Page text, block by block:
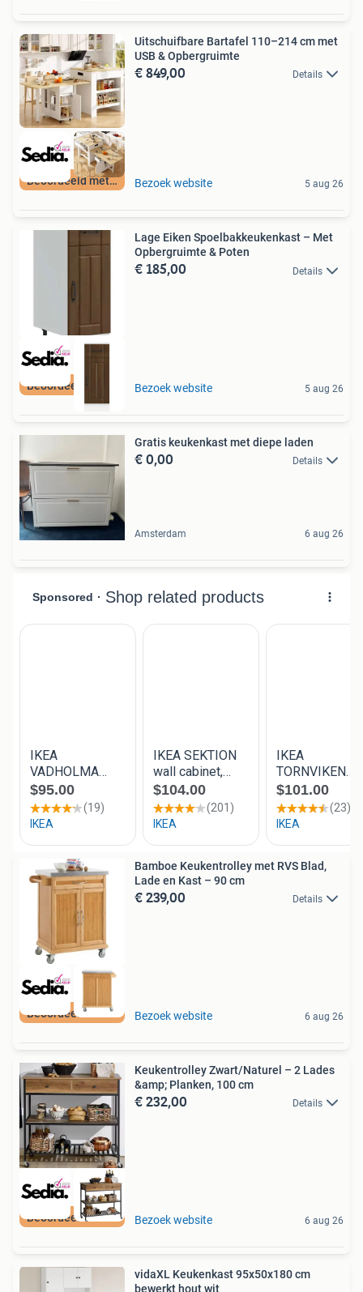
Beoordeeld met 9+
Uitschuifbare Bartafel 110–214 cm met
USB & Opbergruimte
€ 849,00 Details
Bezoek website 5 aug 26
Lage Eiken Spoelbakkeukenkast – Met
Opbergruimte & Poten
€ 185,00 Details
Bezoek website 5 aug 26
Gratis keukenkast met diepe laden
€ 0,00 Details
Amsterdam 6 aug 26
Beoordeeld met 9+
Bamboe Keukentrolley met RVS Blad,
Lade en Kast – 90 cm
€ 239,00 Details
Bezoek website 6 aug 26
Beoordeeld met 9+
Keukentrolley Zwart/Naturel – 2 Lades
&amp; Planken, 100 cm
€ 232,00 Details
Bezoek website 6 aug 26
vidaXL Keukenkast 95x50x180 cm
bewerkt hout wit